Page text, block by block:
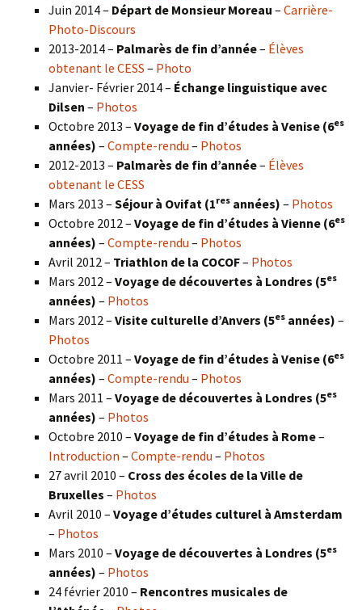
Juin 2014 – Départ de Monsieur Moreau – Carrière-
Photo-Discours
2013-2014 – Palmarès de fin d’année– Élèves
obtenant le CESS – Photo
Janvier- Février 2014 – Échange linguistique avec
Dilsen – Photos
Octobre 2013 – Voyage de fin d’études à Venise (6es
années) – Compte-rendu – Photos
2012-2013 – Palmarès de fin d’année– Élèves
obtenant le CESS
Mars 2013 – Séjour à Ovifat (1res années) – Photos
Octobre 2012 – Voyage de fin d’études à Vienne (6es
années) – Compte-rendu – Photos
Avril 2012 – Triathlon de la COCOF– Photos
Mars 2012 – Voyage de découvertes à Londres (5es
années) – Photos
Mars 2012 – Visite culturelle d’Anvers (5es années) –
Photos
Octobre 2011 – Voyage de fin d’études à Venise (6es
années) – Compte-rendu – Photos
Mars 2011 – Voyage de découvertes à Londres (5es
années) – Photos
Octobre 2010 – Voyage de fin d’études à Rome–
Introduction – Compte-rendu – Photos
27 avril 2010 – Cross des écoles de la Ville de
Bruxelles – Photos
Avril 2010 – Voyage d’études culturel à Amsterdam
– Photos
Mars 2010 – Voyage de découvertes à Londres (5es
années) – Photos
24 février 2010 – Rencontres musicales de